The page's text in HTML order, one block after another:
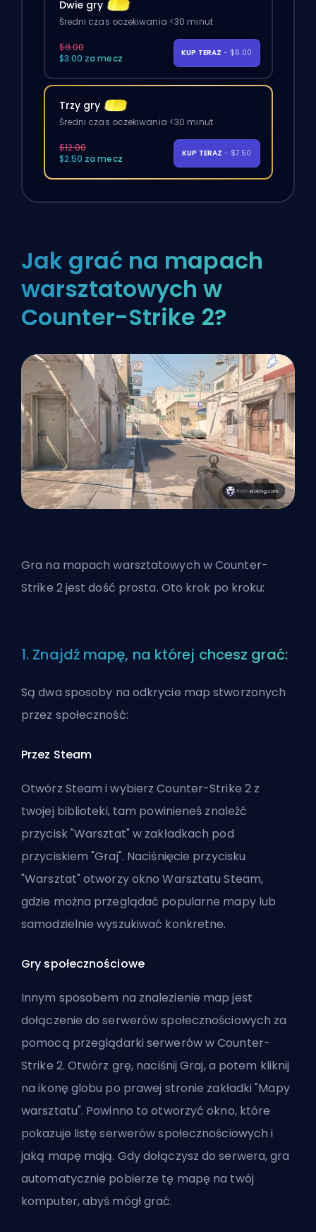
Dwie gry
Średni czas oczekiwania <30 minut
$8.00
$3.00 za mecz
KUP TERAZ - $6.00
Trzy gry
Średni czas oczekiwania <30 minut
$12.00
$2.50 za mecz
KUP TERAZ - $7.50
Jak grać na mapach
warsztatowych w
Counter-Strike 2?
Gra na mapach warsztatowych w Counter-
Strike 2 jest dość prosta. Oto krok po kroku:
1. Znajdź mapę, na której chcesz grać:
Są dwa sposoby na odkrycie map stworzonych
przez społeczność:
Przez Steam
Otwórz Steam i wybierz Counter-Strike 2 z
twojej biblioteki, tam powinieneś znaleźć
przycisk "Warsztat" w zakładkach pod
przyciskiem "Graj". Naciśnięcie przycisku
"Warsztat" otworzy okno Warsztatu Steam,
gdzie można przeglądać popularne mapy lub
samodzielnie wyszukiwać konkretne.
Gry społecznościowe
Innym sposobem na znalezienie map jest
dołączenie do serwerów społecznościowych za
pomocą przeglądarki serwerów w Counter-
Strike 2. Otwórz grę, naciśnij Graj, a potem kliknij
na ikonę globu po prawej stronie zakładki "Mapy
warsztatu". Powinno to otworzyć okno, które
pokazuje listę serwerów społecznościowych i
jaką mapę mają. Gdy dołączysz do serwera, gra
automatycznie pobierze tę mapę na twój
komputer, abyś mógł grać.